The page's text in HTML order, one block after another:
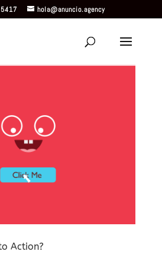
hola@anuncio.agency
Action?